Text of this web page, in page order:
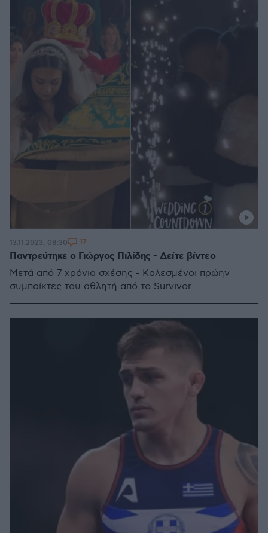
Παντρεύτηκε ο Γιώργος Πιλίδης - Δείτε βίντεο
Μετά από 7 χρόνια σχέσης - Καλεσμένοι πρώην
συμπαίκτες του αθλητή από το Survivor
13.11.2023, 08:30 17